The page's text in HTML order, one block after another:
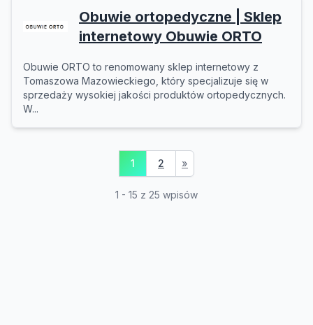
Obuwie ortopedyczne | Sklep
internetowy Obuwie ORTO
Obuwie ORTO to renomowany sklep internetowy z
Tomaszowa Mazowieckiego, który specjalizuje się w
sprzedaży wysokiej jakości produktów ortopedycznych.
W...
1 2 »
1 - 15 z 25 wpisów